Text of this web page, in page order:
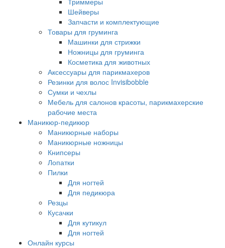
Шейверы
Запчасти и комплектующие
Товары для груминга
Машинки для стрижки
Ножницы для груминга
Косметика для животных
Аксессуары для парикмахеров
Резинки для волос Invisibobble
Сумки и чехлы
Мебель для салонов красоты, парикмахерские
рабочие места
Маникюр-педикюр
Маникюрные наборы
Маникюрные ножницы
Книпсеры
Лопатки
Пилки
Для ногтей
Для педикюра
Резцы
Кусачки
Для кутикул
Для ногтей
Онлайн курсы